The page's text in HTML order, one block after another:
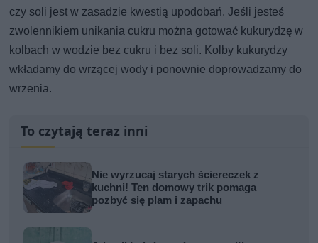
czy soli jest w zasadzie kwestią upodobań. Jeśli jesteś
zwolennikiem unikania cukru można gotować kukurydzę w
kolbach w wodzie bez cukru i bez soli. Kolby kukurydzy
wkładamy do wrzącej wody i ponownie doprowadzamy do
wrzenia.
To czytają teraz inni
Nie wyrzucaj starych ściereczek z
kuchni! Ten domowy trik pomaga
pozbyć się plam i zapachu